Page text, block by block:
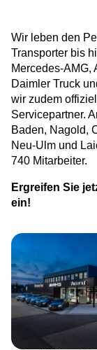
Wir leben den
Transporter bis
Mercedes-AMG,
Daimler Truck
wir zudem
Servicepartner.
Baden, Nagold,
Neu-Ulm und
740 Mitarbeiter.
Ergreifen Sie
ein!